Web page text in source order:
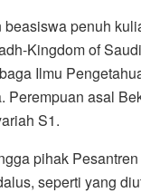
beasiswa penuh
Kingdom of
Ilmu
Perempuan asal
S1.
pihak
seperti yang